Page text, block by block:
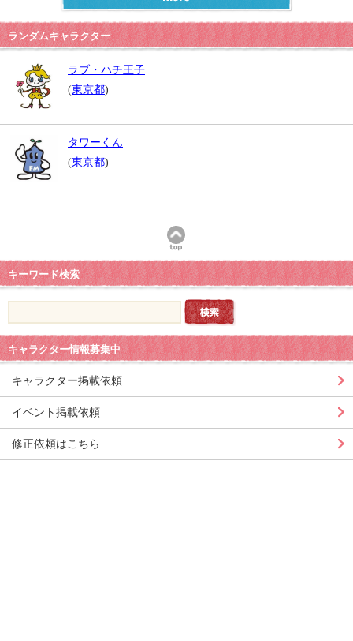
ランダムキャラクター
ラブ・ハチ王子
(東京都)
タワーくん
(東京都)
キーワード検索
キャラクター情報募集中
キャラクター掲載依頼
イベント掲載依頼
修正依頼はこちら